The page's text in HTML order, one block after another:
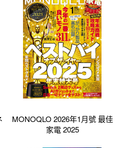
MONOQLO 2026年1月號 最佳
家電 2025